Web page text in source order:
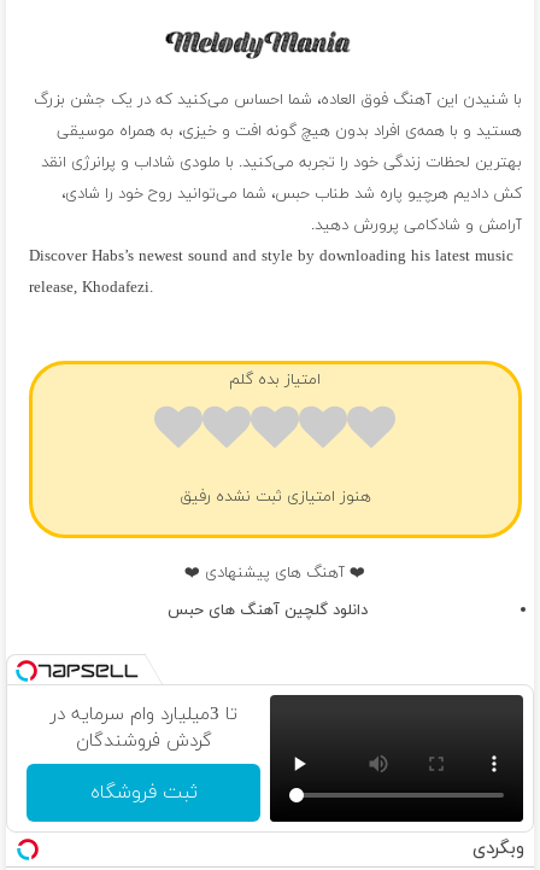
با شنیدن این آهنگ فوق العاده، شما احساس می‌کنید که در یک جشن بزرگ
هستید و با همه‌ی افراد بدون هیچ گونه افت و خیزی، به همراه موسیقی
بهترین لحظات زندگی خود را تجربه می‌کنید. با ملودی شاداب و پرانرژی انقد
کش دادیم هرچیو پاره شد طناب حبس، شما می‌توانید روح خود را شادی،
آرامش و شادکامی پرورش دهید.
Discover Habs’s newest sound and style by downloading his latest music
release, Khodafezi.
امتیاز بده گلم
هنوز امتیازی ثبت نشده رفیق
❤️ آهنگ های پیشنهادی ❤️
دانلود گلچین آهنگ های حبس
تا 3میلیارد وام سرمایه در
گردش فروشندگان
ثبت فروشگاه
وبگردی